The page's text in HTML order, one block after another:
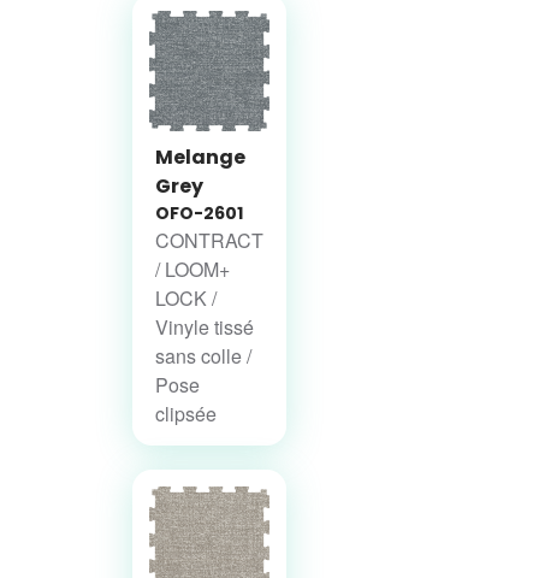
Melange
Grey
OFO-2601
CONTRACT
/ LOOM+
LOCK /
Vinyle tissé
sans colle /
Pose
clipsée